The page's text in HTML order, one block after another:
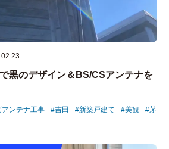
黒のデザイン＆BS/CSアンテナを
アンテナ工事 吉田 新築戸建て 美観
茅